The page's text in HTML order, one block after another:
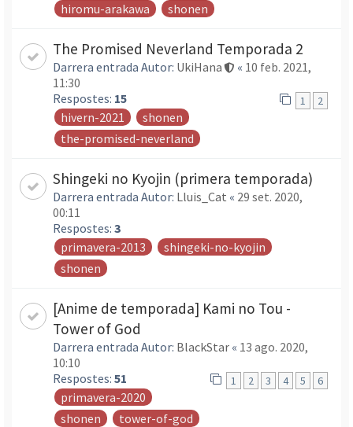
hiromu-arakawa
shonen
The Promised Neverland Temporada 2
Darrera entrada Autor: UkiHana « 10 feb. 2021,
11:30
Respostes: 15 1 2
hivern-2021
shonen
the-promised-neverland
Shingeki no Kyojin (primera temporada)
Darrera entrada Autor: Lluis_Cat « 29 set. 2020,
00:11
Respostes: 3
primavera-2013
shingeki-no-kyojin
shonen
[Anime de temporada] Kami no Tou -
Tower of God
Darrera entrada Autor: BlackStar « 13 ago. 2020,
10:10
Respostes: 51 1 2 3 4 5 6
primavera-2020
shonen
tower-of-god